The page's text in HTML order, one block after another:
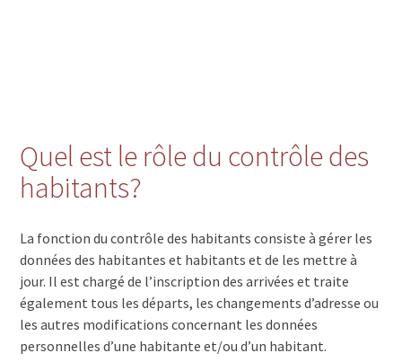
Quel est le rôle du contrôle des
habitants?
La fonction du contrôle des habitants consiste à gérer les
données des habitantes et habitants et de les mettre à
jour. Il est chargé de l’inscription des arrivées et traite
également tous les départs, les changements d’adresse ou
les autres modifications concernant les données
personnelles d’une habitante et/ou d’un habitant.